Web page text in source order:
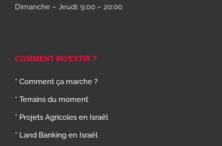
Dimanche – Jeudi: 9:00 – 20:00
COMMENT INVESTIR ?
* Comment ça marche ?
* Terrains du moment
* Projets Agricoles en Israël
* Land Banking en Israël